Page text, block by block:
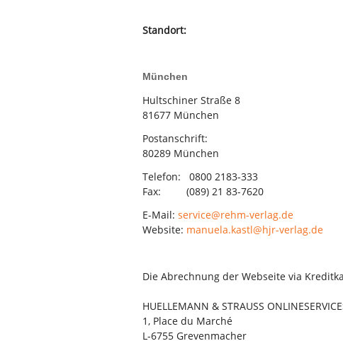
Standort:
München
Hultschiner Straße 8
81677 München
Postanschrift:
80289 München
Telefon: 0800 2183-333
Fax: (089) 21 83-7620
E-Mail: service@rehm-verlag.de
Website: manuela.kastl@hjr-verlag.de
Die Abrechnung der Webseite via
HUELLEMANN & STRAUSS
1, Place du Marché
L-6755 Grevenmacher